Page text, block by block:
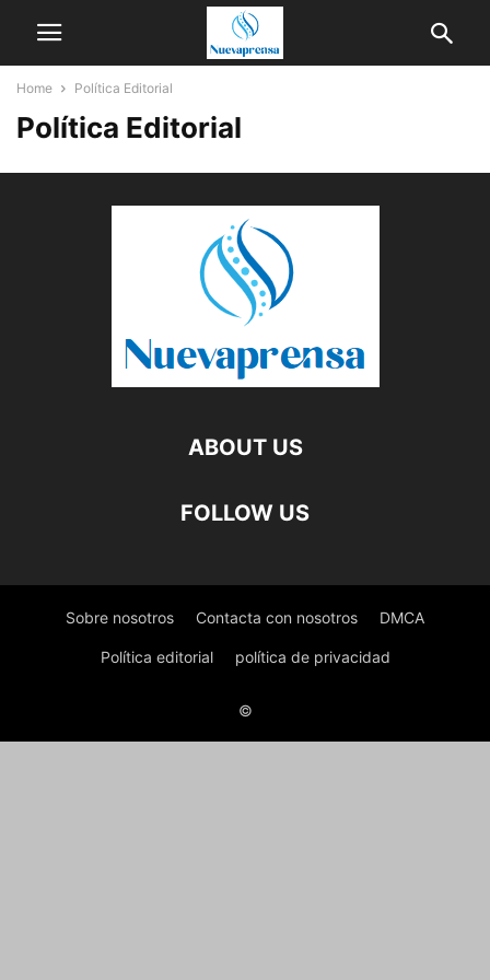
Home Política Editorial
Política Editorial
ABOUT US
FOLLOW US
Sobre nosotros Contacta con nosotros DMCA
Política editorial política de privacidad
©